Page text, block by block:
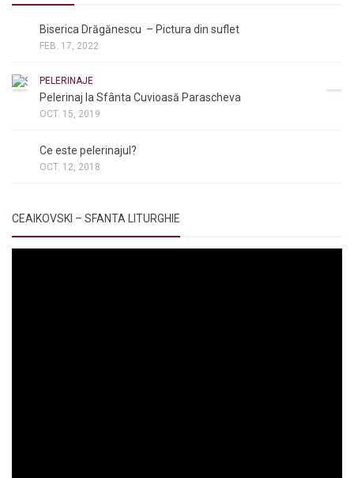
Biserica Drăgănescu – Pictura din suflet
FEB. 17, 2022
PELERINAJE
Pelerinaj la Sfânta Cuvioasă Parascheva
OCT. 15, 2019
Ce este pelerinajul?
OCT. 12, 2018
CEAIKOVSKI – SFANTA LITURGHIE